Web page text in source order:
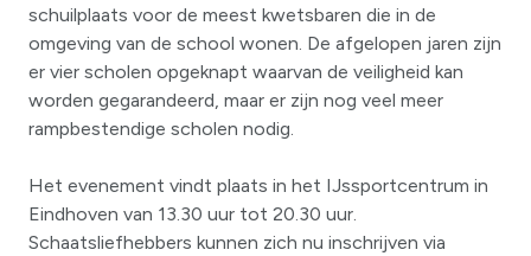
schuilplaats voor de meest kwetsbaren die in de
omgeving van de school wonen. De afgelopen jaren zijn
er vier scholen opgeknapt waarvan de veiligheid kan
worden gegarandeerd, maar er zijn nog veel meer
rampbestendige scholen nodig.
Het evenement vindt plaats in het IJssportcentrum in
Eindhoven van 13.30 uur tot 20.30 uur.
Schaatsliefhebbers kunnen zich nu inschrijven via